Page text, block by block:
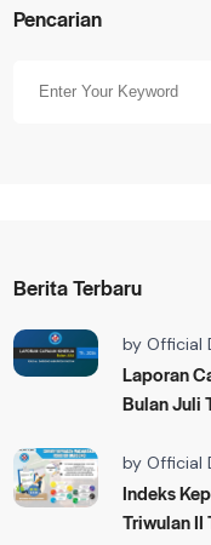
Pencarian
Berita Terbaru
by Official
Laporan
Bulan Juli
by Official
Indeks
Triwulan